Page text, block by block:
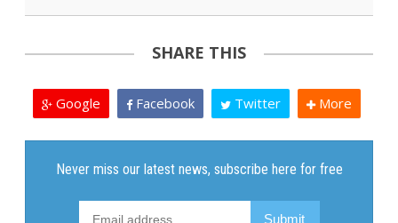
SHARE THIS
Google Facebook Twitter More